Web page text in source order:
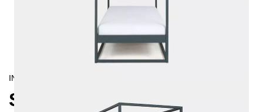
INDUSTRIAL/
SIDERA HIMMELBETT